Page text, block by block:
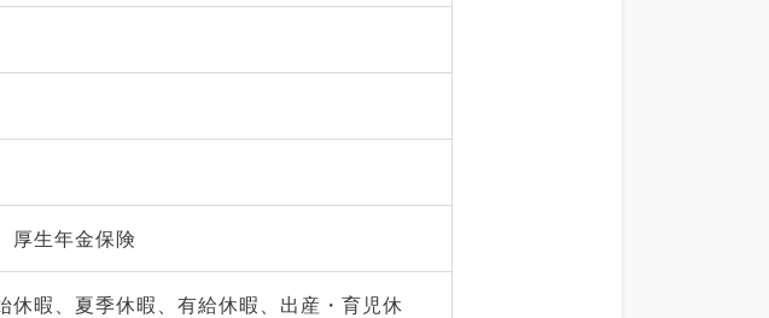
厚生年金保険
休暇、夏季休暇、有給休暇、出産・育児休